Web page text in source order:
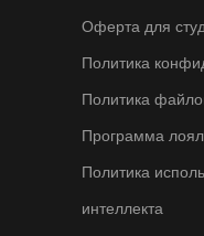
Оферта для
Политика
Политика
Программа
Политика
интеллекта